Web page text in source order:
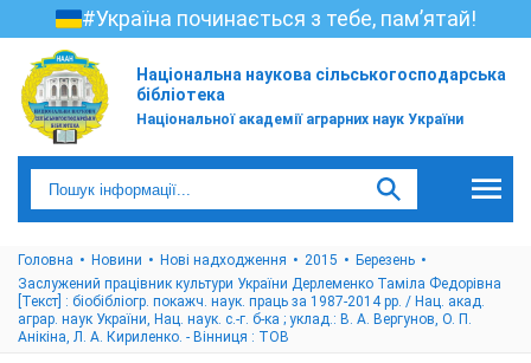
#Україна починається з тебе, пам’ятай!
Національна наукова сільськогосподарська
бібліотека
Національної академії аграрних наук України
Головна Новини Нові надходження 2015
Березень
Заслужений працівник культури України Дерлеменко Таміла Федорівна
[Текст] : біобібліогр. покажч. наук. праць за 1987-2014 рр. / Нац. акад.
аграр. наук України, Нац. наук. с.-г. б-ка ; уклад.: В. А. Вергунов, О. П.
Анікіна, Л. А. Кириленко. - Вінниця : ТОВ